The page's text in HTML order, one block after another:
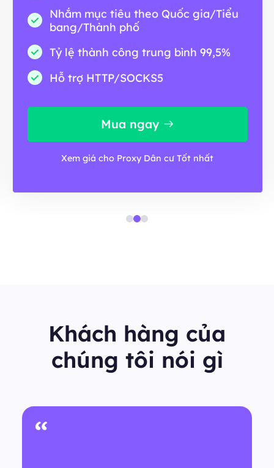
Nhắm mục tiêu theo Quốc gia/Tiểu
bang/Thành phố
Tỷ lệ thành công trung bình 99,5%
Hỗ trợ HTTP/SOCKS5
Mua ngay
Xem giá cho Proxy Dân cư Tốt nhất
Khách hàng của
chúng tôi nói gì
“